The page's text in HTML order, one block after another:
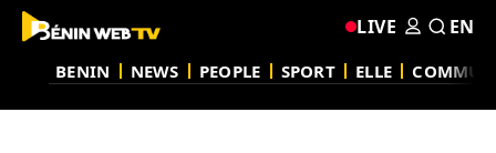
BENIN NEWS PEOPLE SPORT ELLE
LIVE EN